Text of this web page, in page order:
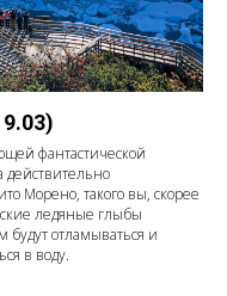
фантастической
действительно
Морено, такого вы, скорее
ледяные глыбы
отламываться и
в воду.